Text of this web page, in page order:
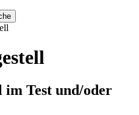
im Test und/oder